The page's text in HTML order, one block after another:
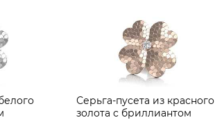
Серьга-пусета из красного
золота с бриллиантом